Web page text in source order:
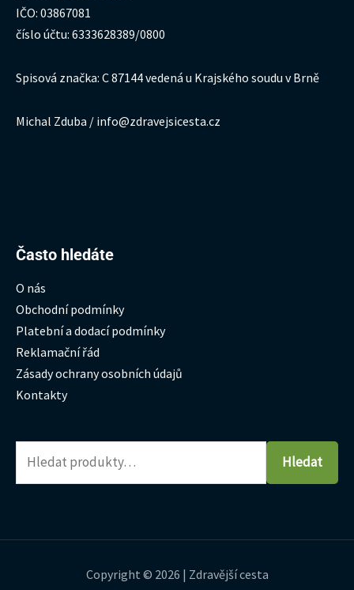
IČO: 03867081
číslo účtu: 6333628389/0800
Spisová značka: C 87144 vedená u Krajského soudu v Brně
Michal Zduba / info@zdravejsicesta.cz
Často hledáte
O nás
Obchodní podmínky
Platební a dodací podmínky
Reklamační řád
Zásady ochrany osobních údajů
Kontakty
Hledat:
Hledat
Copyright © 2026 | Zdravější cesta